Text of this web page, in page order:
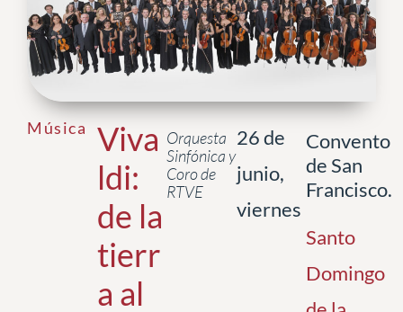
Música
Viva
ldi:
de la
tierr
a al
Orquesta
Sinfónica y
Coro de
RTVE
26 de
junio,
viernes
Convento
de San
Francisco.
Santo
Domingo